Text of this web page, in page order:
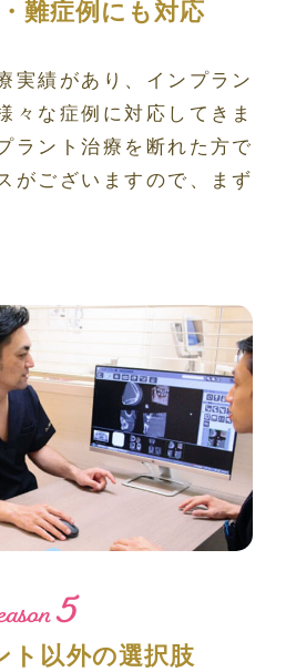
難症例にも対応
実績があり、インプラン
々な症例に対応してきま
ラント治療を断れた方で
がございますので、まず
5
ト以外の選択肢